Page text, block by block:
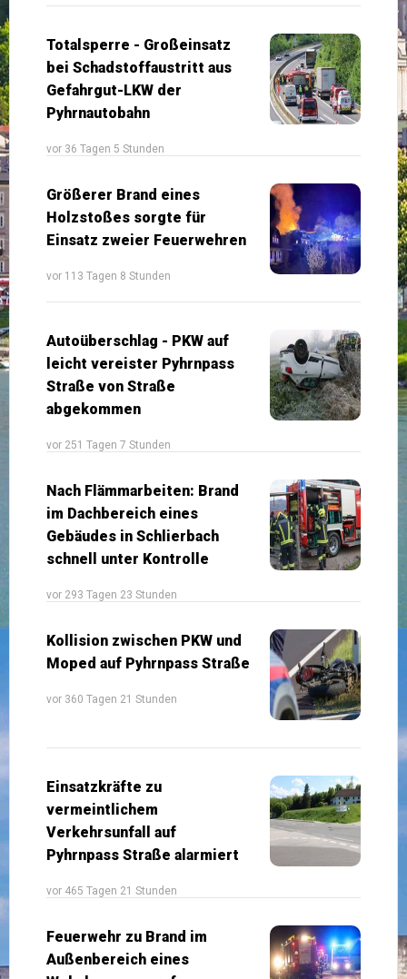
Totalsperre - Großeinsatz
bei Schadstoffaustritt aus
Gefahrgut-LKW der
Pyhrnautobahn
vor 36 Tagen 5 Stunden
Größerer Brand eines
Holzstoßes sorgte für
Einsatz zweier Feuerwehren
vor 113 Tagen 8 Stunden
Autoüberschlag - PKW auf
leicht vereister Pyhrnpass
Straße von Straße
abgekommen
vor 251 Tagen 7 Stunden
Nach Flämmarbeiten: Brand
im Dachbereich eines
Gebäudes in Schlierbach
schnell unter Kontrolle
vor 293 Tagen 23 Stunden
Kollision zwischen PKW und
Moped auf Pyhrnpass Straße
vor 360 Tagen 21 Stunden
Einsatzkräfte zu
vermeintlichem
Verkehrsunfall auf
Pyhrnpass Straße alarmiert
vor 465 Tagen 21 Stunden
Feuerwehr zu Brand im
Außenbereich eines